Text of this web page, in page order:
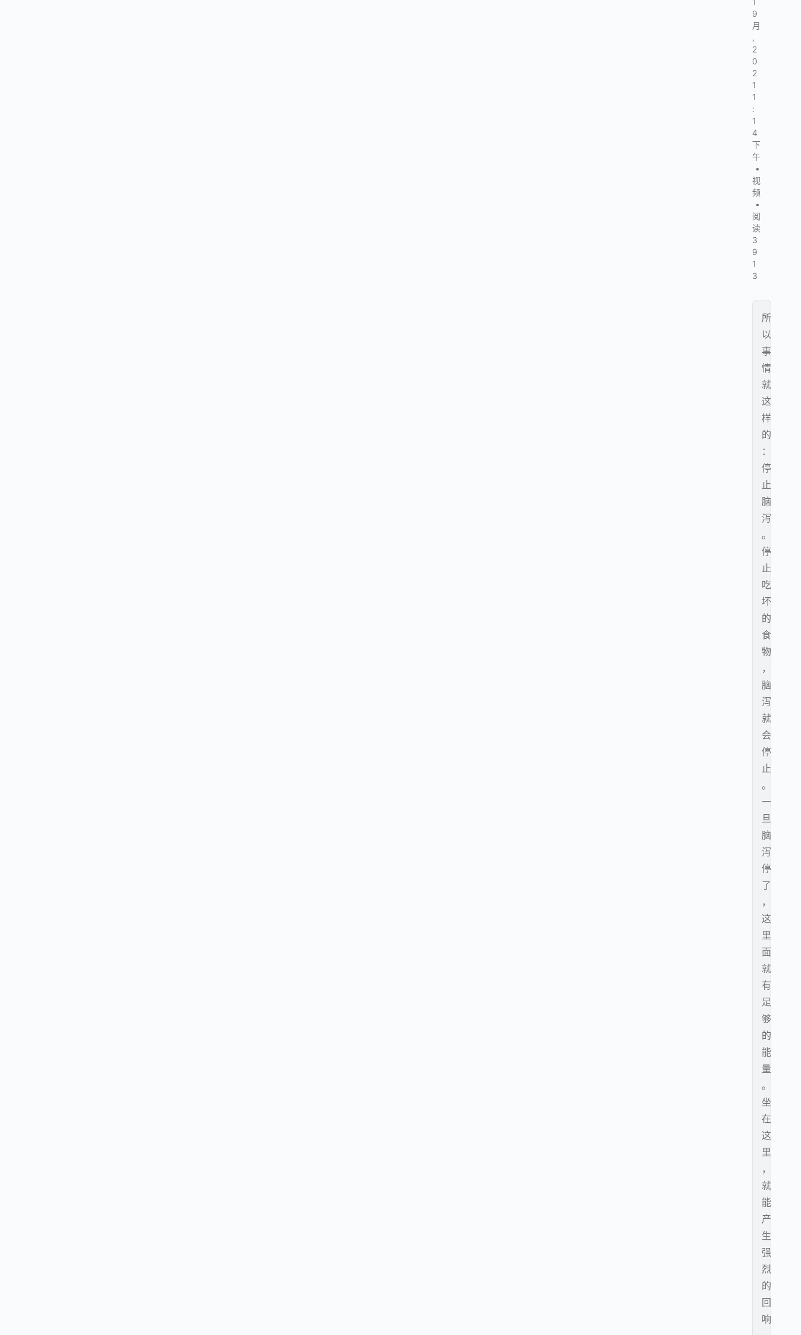
9
月
,
2
0
2
1
1
:
1
4
下
午
•
视
频
•
阅
读
3
9
1
3
所
以
事
情
就
这
样
的
：
停
止
脑
泻
。
停
止
吃
坏
的
食
物
，
脑
泻
就
会
停
止
。
一
旦
脑
泻
停
了
，
这
里
面
就
有
足
够
的
能
量
。
坐
在
这
里
，
就
能
产
生
强
烈
的
回
响